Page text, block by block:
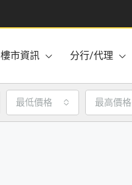
樓市資訊 分行/代理
最低價格 最高價格